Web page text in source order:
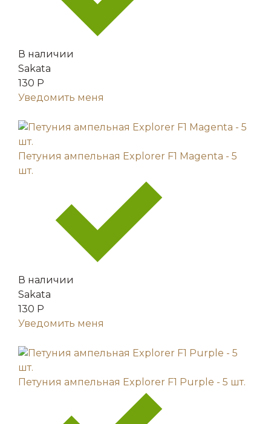
В наличии
Sakata
130 Р
Уведомить меня
Петуния ампельная Explorer F1 Magenta - 5
шт.
В наличии
Sakata
130 Р
Уведомить меня
Петуния ампельная Explorer F1 Рurple - 5 шт.